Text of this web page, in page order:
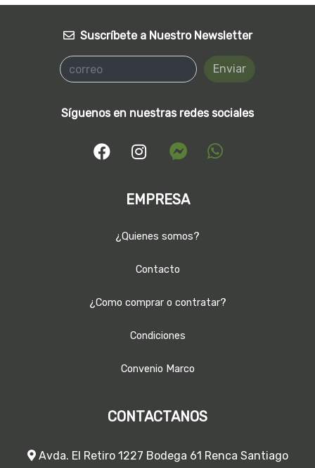
Suscríbete a Nuestro Newsletter
Enviar
Síguenos en nuestras redes sociales
EMPRESA
¿Quienes somos?
Contacto
¿Como comprar o contratar?
Condiciones
Convenio Marco
CONTACTANOS
Avda. El Retiro 1227 Bodega 61 Renca Santiago